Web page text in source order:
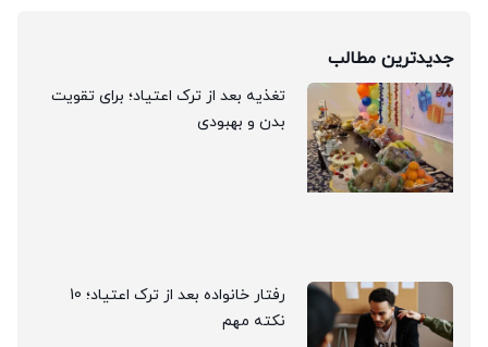
جدیدترین مطالب
تغذیه بعد از ترک اعتیاد؛ برای تقویت
بدن و بهبودی
رفتار خانواده بعد از ترک اعتیاد؛ 10
نکته مهم